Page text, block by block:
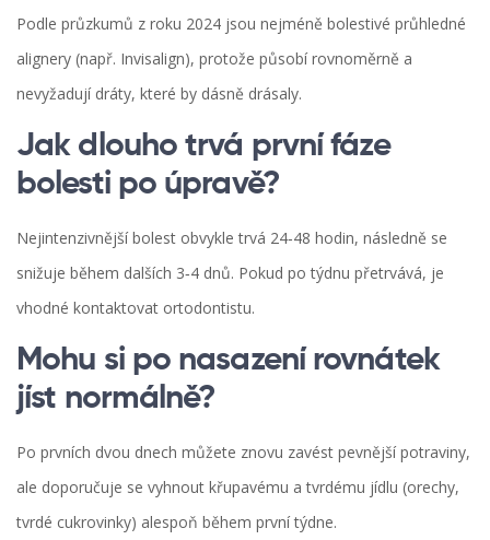
Podle průzkumů z roku 2024 jsou nejméně bolestivé průhledné
alignery (např. Invisalign), protože působí rovnoměrně a
nevyžadují dráty, které by dásně drásaly.
Jak dlouho trvá první fáze
bolesti po úpravě?
Nejintenzivnější bolest obvykle trvá 24‑48 hodin, následně se
snižuje během dalších 3‑4 dnů. Pokud po týdnu přetrvává, je
vhodné kontaktovat ortodontistu.
Mohu si po nasazení rovnátek
jíst normálně?
Po prvních dvou dnech můžete znovu zavést pevnější potraviny,
ale doporučuje se vyhnout křupavému a tvrdému jídlu (orechy,
tvrdé cukrovinky) alespoň během první týdne.